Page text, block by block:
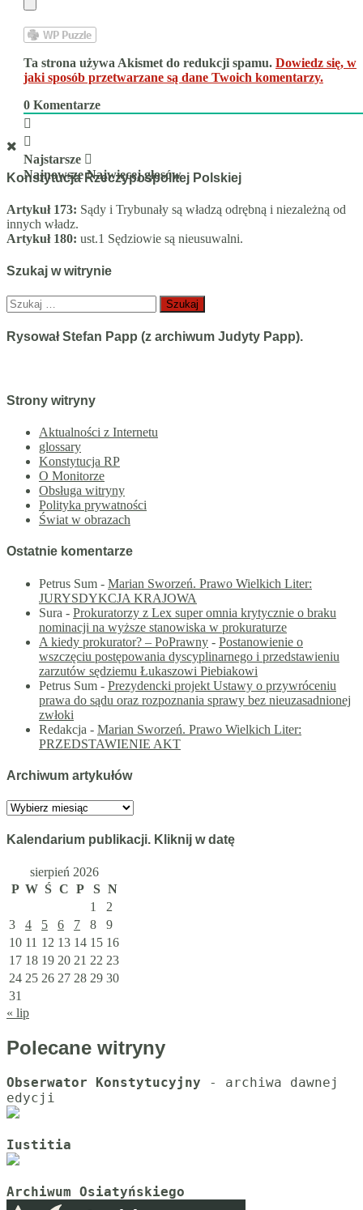
Ta strona używa Akismet do redukcji spamu. Dowiedz się, w
jaki sposób przetwarzane są dane Twoich komentarzy.
0 Komentarze
Najstarsze
Najnowsze Najwięcej głosów
Konstytucja Rzeczypospolitej Polskiej
Artykuł 173: Sądy i Trybunały są władzą odrębną i niezależną od
innych władz.
Artykuł 180: ust.1 Sędziowie są nieusuwalni.
Szukaj w witrynie
Szukaj:
Rysował Stefan Papp (z archiwum Judyty Papp).
Strony witryny
Aktualności z Internetu
glossary
Konstytucja RP
O Monitorze
Obsługa witryny
Polityka prywatności
Świat w obrazach
Ostatnie komentarze
Petrus Sum - Marian Sworzeń. Prawo Wielkich Liter:
JURYSDYKCJA KRAJOWA
Sura - Prokuratorzy z Lex super omnia krytycznie o braku
nominacji na wyższe stanowiska w prokuraturze
A kiedy prokurator? – PoPrawny - Postanowienie o
wszczęciu postępowania dyscyplinarnego i przedstawieniu
zarzutów sędziemu Łukaszowi Piebiakowi
Petrus Sum - Prezydencki projekt Ustawy o przywróceniu
prawa do sądu oraz rozpoznania sprawy bez nieuzasadnionej
zwłoki
Redakcja - Marian Sworzeń. Prawo Wielkich Liter:
PRZEDSTAWIENIE AKT
Archiwum artykułów
Archiwum
Kalendarium publikacji. Kliknij w datę
sierpień 2026
P W Ś C P S N
1
2
3
4 5 6 7 8
9
10 11 12 13 14 15 16
17 18 19 20 21 22 23
24 25 26 27 28 29 30
31
« lip
Polecane witryny
Obserwator Konstytucyjny - archiwa dawnej
Iustitia
Archiwum Osiatyńskiego